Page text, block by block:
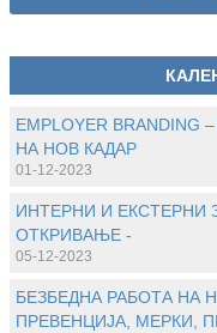
EMPLOYER
НА НОВ КАДАР
01-12-2023
ИНТЕРНИ И ЕКСТЕРНИ
ОТКРИВАЊЕ -
05-12-2023
БЕЗБЕДНА РАБОТА НА
ПРЕВЕНЦИЈА, МЕРКИ,